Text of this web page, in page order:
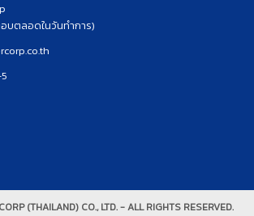
บตลอดในวันทำการ)
(THAILAND) CO., LTD. - ALL RIGHTS RESERVED.